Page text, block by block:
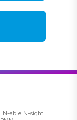
N-able N-sight